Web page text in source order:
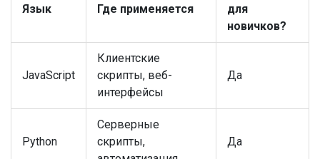
Язык Где применяется
для
новичков?
JavaScript
Клиентские
скрипты, веб-
интерфейсы
Да
Python
Серверные
скрипты,
Да